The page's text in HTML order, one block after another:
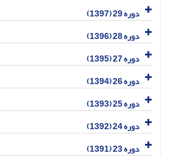
دوره 29 (1397)
دوره 28 (1396)
دوره 27 (1395)
دوره 26 (1394)
دوره 25 (1393)
دوره 24 (1392)
دوره 23 (1391)